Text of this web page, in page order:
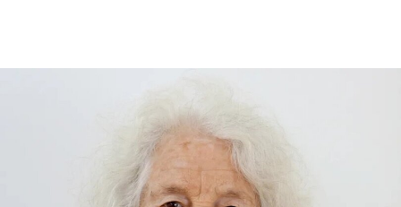
藏库的员工100%投票支持罢工行动。
V&A东馆典藏库于2025年5月开放，向公众展示了
数千件尚未在其他场馆展出的藏品。负责馆内“预约
展品”项目的员工必须全程陪同调取馆藏，只有在另